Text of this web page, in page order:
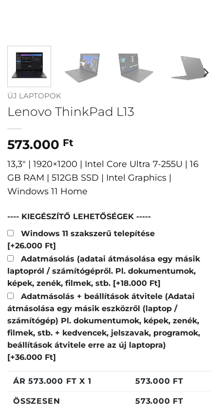
ÚJ LAPTOPOK
Lenovo ThinkPad L13
573.000 Ft
13,3″ | 1920×1200 | Intel Core Ultra 7-255U | 16
GB RAM | 512GB SSD | Intel Graphics |
Windows 11 Home
---- KIEGÉSZÍTŐ LEHETŐSÉGEK -----
Windows 11 szakszerű telepítése
[+26.000 Ft]
Adatmásolás (adatai átmásolása egy másik
laptopról / számítógépről. Pl. dokumentumok,
képek, zenék, filmek, stb. [+18.000 Ft]
Adatmásolás + beállítások átvitele (Adatai
átmásolása egy másik eszközről (laptop /
számítógép) Pl. dokumentumok, képek, zenék,
filmek, stb. + kedvencek, jelszavak, programok,
beállítások átvitele erre az új laptopra)
[+36.000 Ft]
ÁR573.000 FT X 1 573.000 FT
ÖSSZESEN 573.000 FT